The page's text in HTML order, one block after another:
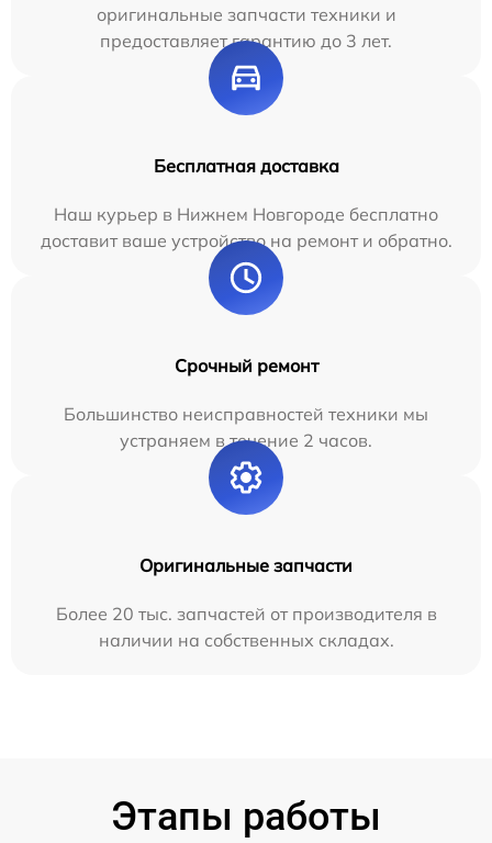
оригинальные запчасти техники и
предоставляет гарантию до 3 лет.
Бесплатная доставка
Наш курьер в Нижнем Новгороде бесплатно
доставит ваше устройство на ремонт и обратно.
Срочный ремонт
Большинство неисправностей техники мы
устраняем в течение 2 часов.
Оригинальные запчасти
Более 20 тыс. запчастей от производителя в
наличии на собственных складах.
Этапы работы